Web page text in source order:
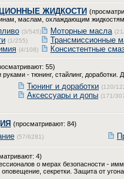
ЖИДКОСТИ
маслам, охлаждающим
(3/545) Моторные масла
(1/255)
Трансмиссионные
(4/108)
Консистентные
55)
- тюнинг, стайлинг, доработки.
Тюнинг и доработки (120/
Аксессуары и допы (171/
(просматривают: 84)
(57/6281)
4)
о мерах безопасности -
секретки. Защита от